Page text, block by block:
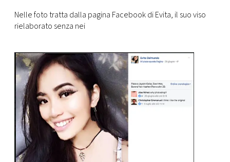
Nelle foto tratta dalla pagina Facebook di Evita, il suo viso
rielaborato senza nei